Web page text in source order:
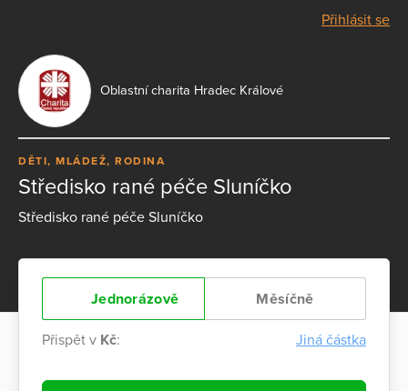
Přihlásit se
Oblastní charita Hradec Králové
DĚTI, MLÁDEŽ, RODINA
Středisko rané péče Sluníčko
Středisko rané péče Sluníčko
Jednorázově Měsíčně
Přispět v Kč: Jiná částka